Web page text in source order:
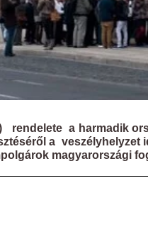
rendelete a harmadik
a veszélyhelyzet
magyarországi